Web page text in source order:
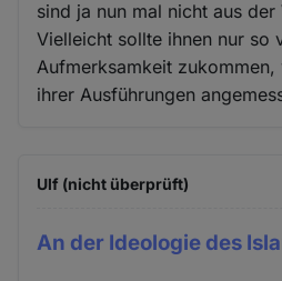
sind ja nun mal nicht aus der
Vielleicht sollte ihnen nur so
Aufmerksamkeit zukommen,
ihrer Ausführungen
Ulf (nicht überprüft)
An der Ideologie des